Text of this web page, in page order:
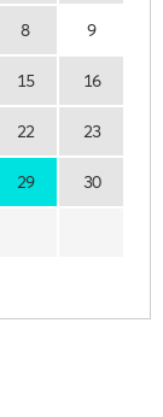
8 9
15 16
22 23
29 30